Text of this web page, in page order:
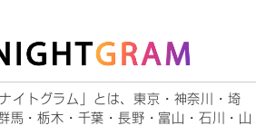
イトグラム」とは、東京・神奈川・埼
馬・栃木・千葉・長野・富山・石川・山